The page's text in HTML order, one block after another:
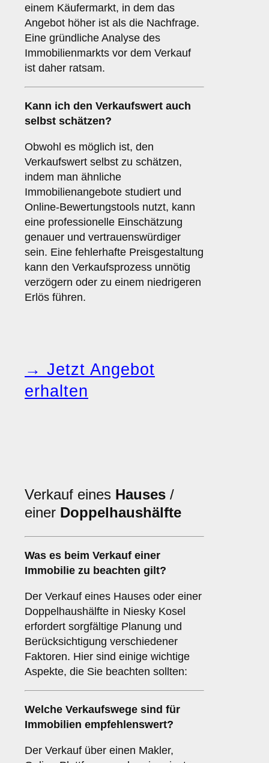
einem Käufermarkt, in dem das
Angebot höher ist als die Nachfrage.
Eine gründliche Analyse des
Immobilienmarkts vor dem Verkauf
ist daher ratsam.
Kann ich den Verkaufswert auch
selbst schätzen?
Obwohl es möglich ist, den
Verkaufswert selbst zu schätzen,
indem man ähnliche
Immobilienangebote studiert und
Online-Bewertungstools nutzt, kann
eine professionelle Einschätzung
genauer und vertrauenswürdiger
sein. Eine fehlerhafte Preisgestaltung
kann den Verkaufsprozess unnötig
verzögern oder zu einem niedrigeren
Erlös führen.
→ Jetzt Angebot
erhalten
Verkauf eines Hauses /
einer Doppelhaushälfte
Was es beim Verkauf einer
Immobilie zu beachten gilt?
Der Verkauf eines Hauses oder einer
Doppelhaushälfte in Niesky Kosel
erfordert sorgfältige Planung und
Berücksichtigung verschiedener
Faktoren. Hier sind einige wichtige
Aspekte, die Sie beachten sollten:
Welche Verkaufswege sind für
Immobilien empfehlenswert?
Der Verkauf über einen Makler,